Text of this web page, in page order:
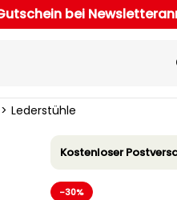
bei
Lederstühle
Kostenloser
-30%